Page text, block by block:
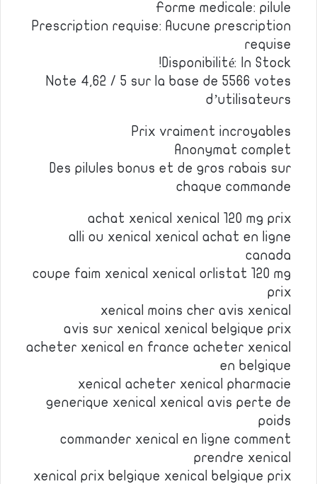
Forme medicale: pilule
Prescription requise: Aucune prescription
requise
Disponibilité: In Stock!
Note 4,62 / 5 sur la base de 5566 votes
d’utilisateurs
Prix vraiment incroyables
Anonymat complet
Des pilules bonus et de gros rabais sur
chaque commande
achat xenical xenical 120 mg prix
alli ou xenical xenical achat en ligne
canada
coupe faim xenical xenical orlistat 120 mg
prix
xenical moins cher avis xenical
avis sur xenical xenical belgique prix
acheter xenical en france acheter xenical
en belgique
xenical acheter xenical pharmacie
generique xenical xenical avis perte de
poids
commander xenical en ligne comment
prendre xenical
xenical prix belgique xenical belgique prix